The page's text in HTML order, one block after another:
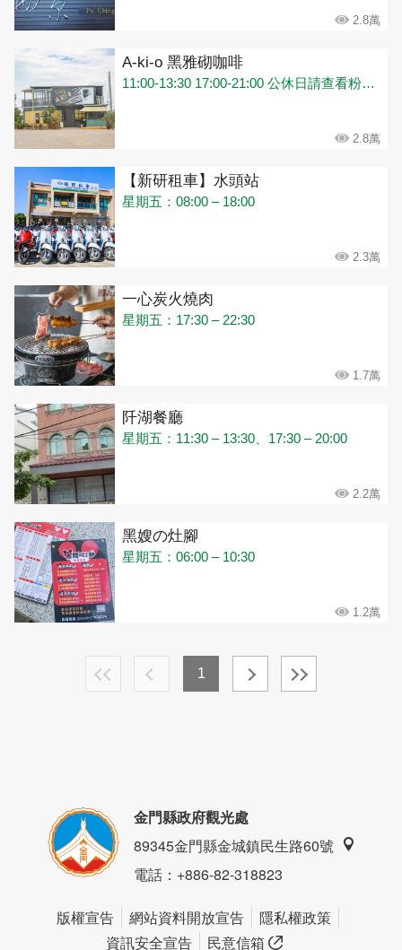
2.8萬
A-ki-o 黑雅砌咖啡
11:00-13:30 17:00-21:00 公休日請查看粉專貼文
2.8萬
【新研租車】水頭站
星期五：08:00 – 18:00
2.3萬
一心炭火燒肉
星期五：17:30 – 22:30
1.7萬
阡湖餐廳
星期五：11:30 – 13:30、17:30 – 20:00
2.2萬
黑嫂の灶腳
星期五：06:00 – 10:30
1.2萬
1
金門縣政府觀光處
89345金門縣金城鎮民生路60號
電話：+886-82-318823
版權宣告 網站資料開放宣告
隱私權政策
資訊安全宣告
民意信箱